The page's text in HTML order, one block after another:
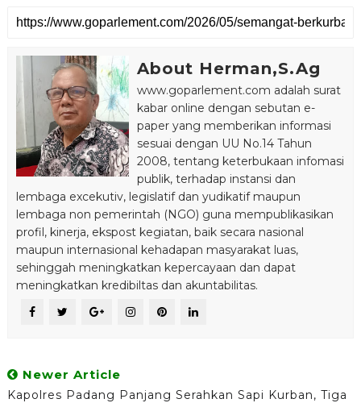
About Herman,S.Ag
www.goparlement.com adalah surat
kabar online dengan sebutan e-
paper yang memberikan informasi
sesuai dengan UU No.14 Tahun
2008, tentang keterbukaan infomasi
publik, terhadap instansi dan
lembaga excekutiv, legislatif dan yudikatif maupun
lembaga non pemerintah (NGO) guna mempublikasikan
profil, kinerja, ekspost kegiatan, baik secara nasional
maupun internasional kehadapan masyarakat luas,
sehinggah meningkatkan kepercayaan dan dapat
meningkatkan kredibiltas dan akuntabilitas.
Newer Article
Kapolres Padang Panjang Serahkan Sapi Kurban, Tiga